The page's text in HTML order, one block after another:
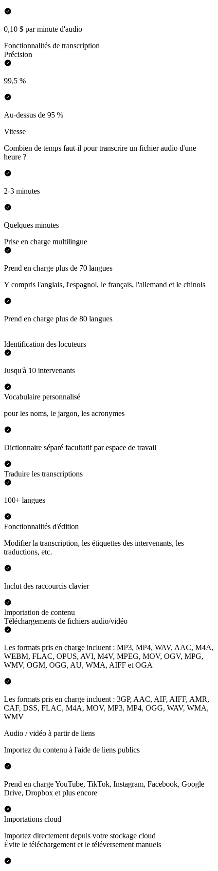
0,10 $ par minute d'audio
Fonctionnalités de transcription
Précision
99,5 %
Au-dessus de 95 %
Vitesse
Combien de temps faut-il pour transcrire un fichier audio d'une
heure ?
2-3 minutes
Quelques minutes
Prise en charge multilingue
Prend en charge plus de 70 langues
Y compris l'anglais, l'espagnol, le français, l'allemand et le chinois
Prend en charge plus de 80 langues
Identification des locuteurs
Jusqu'à 10 intervenants
Vocabulaire personnalisé
pour les noms, le jargon, les acronymes
Dictionnaire séparé facultatif par espace de travail
Traduire les transcriptions
100+ langues
Fonctionnalités d'édition
Modifier la transcription, les étiquettes des intervenants, les
traductions, etc.
Inclut des raccourcis clavier
Importation de contenu
Téléchargements de fichiers audio/vidéo
Les formats pris en charge incluent : MP3, MP4, WAV, AAC, M4A,
WEBM, FLAC, OPUS, AVI, M4V, MPEG, MOV, OGV, MPG,
WMV, OGM, OGG, AU, WMA, AIFF et OGA
Les formats pris en charge incluent : 3GP, AAC, AIF, AIFF, AMR,
CAF, DSS, FLAC, M4A, MOV, MP3, MP4, OGG, WAV, WMA,
WMV
Audio / vidéo à partir de liens
Importez du contenu à l'aide de liens publics
Prend en charge YouTube, TikTok, Instagram, Facebook, Google
Drive, Dropbox et plus encore
Importations cloud
Importez directement depuis votre stockage cloud
Évite le téléchargement et le téléversement manuels